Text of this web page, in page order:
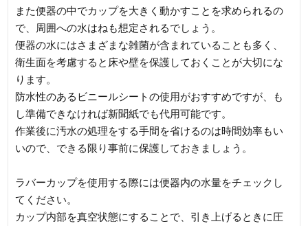
また便器の中でカップを大きく動かすことを求められるの
で、周囲への水はねも想定されるでしょう。
便器の水にはさまざまな雑菌が含まれていることも多く、
衛生面を考慮すると床や壁を保護しておくことが大切にな
ります。
防水性のあるビニールシートの使用がおすすめですが、も
し準備できなければ新聞紙でも代用可能です。
作業後に汚水の処理をする手間を省けるのは時間効率もい
いので、できる限り事前に保護しておきましょう。
ラバーカップを使用する際には便器内の水量をチェックし
てください。
カップ内部を真空状態にすることで、引き上げるときに圧